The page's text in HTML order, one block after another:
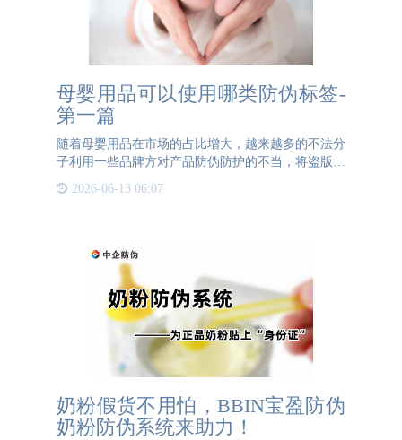
母婴用品可以使用哪类防伪标签-
第一篇
随着母婴用品在市场的占比增大，越来越多的不法分
子利用一些品牌方对产品防伪防护的不当，将盗版商
量，妈妈和宝宝们的身体健康随时面临着危险，也让
2026-06-13 06:07
奶粉假货不用怕，BBIN宝盈防伪
奶粉防伪系统来助力！